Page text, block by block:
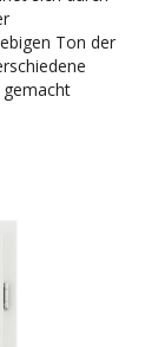
Ton der